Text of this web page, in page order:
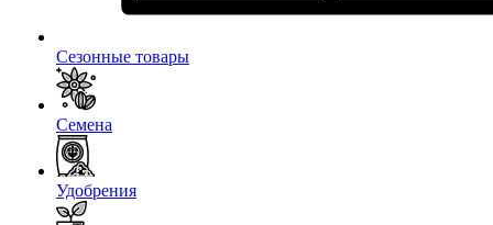
Сезонные товары
Семена
Удобрения